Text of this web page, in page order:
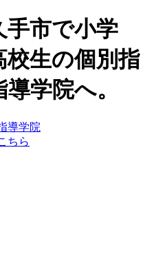
手市で小学
校生の個別指
学院へ。
導学院